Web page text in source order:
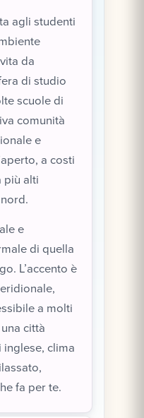
agli studenti
da
di studio
scuole di
comunità
e
a costi
più alti
e
di quella
L’accento è
a molti
città
clima
fa per te.